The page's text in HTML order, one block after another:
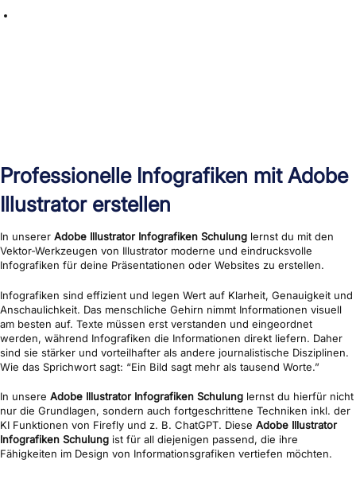
Professionelle Infografiken mit Adobe
Illustrator erstellen
In unserer Adobe Illustrator Infografiken Schulung lernst du mit den
Vektor-Werkzeugen von Illustrator moderne und eindrucksvolle
Infografiken für deine Präsentationen oder Websites zu erstellen.
Infografiken sind effizient und legen Wert auf Klarheit, Genauigkeit und
Anschaulichkeit. Das menschliche Gehirn nimmt Informationen visuell
am besten auf. Texte müssen erst verstanden und eingeordnet
werden, während Infografiken die Informationen direkt liefern. Daher
sind sie stärker und vorteilhafter als andere journalistische Disziplinen.
Wie das Sprichwort sagt: “Ein Bild sagt mehr als tausend Worte.”
In unsere Adobe Illustrator Infografiken Schulung lernst du hierfür nicht
nur die Grundlagen, sondern auch fortgeschrittene Techniken inkl. der
KI Funktionen von Firefly und z. B. ChatGPT. Diese Adobe Illustrator
Infografiken Schulung ist für all diejenigen passend, die ihre
Fähigkeiten im Design von Informationsgrafiken vertiefen möchten.